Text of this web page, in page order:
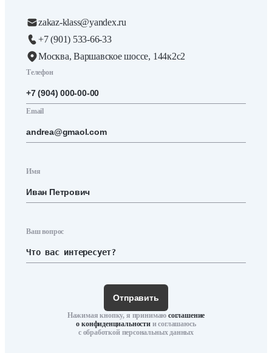
zakaz-klass@yandex.ru
+7 (901) 533-66-33
Москва, Варшавское шоссе, 144к2с2
Телефон
Email
Имя
Ваш вопрос
Отправить
Нажимая кнопку, я принимаю соглашение
о конфиденциальностии соглашаюсь
с обработкой персональных данных